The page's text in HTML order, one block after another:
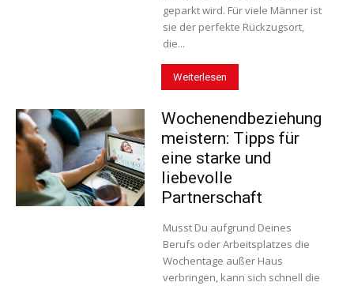
geparkt wird. Für viele Männer ist
sie der perfekte Rückzugsort,
die...
Weiterlesen
Wochenendbeziehung
meistern: Tipps für
eine starke und
liebevolle
Partnerschaft
Musst Du aufgrund Deines
Berufs oder Arbeitsplatzes die
Wochentage außer Haus
verbringen, kann sich schnell die